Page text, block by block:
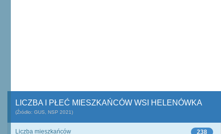
LICZBA I PŁEĆ MIESZKAŃCÓW WSI HELENÓWKA
(Źródło: GUS, NSP 2021)
238
Liczba mieszkańców